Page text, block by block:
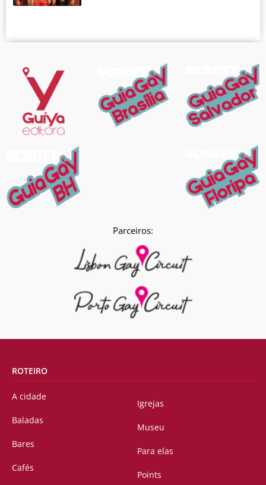
Parceiros:
ROTEIRO
A cidade
Baladas
Bares
Cafés
Igrejas
Museu
Para elas
Points